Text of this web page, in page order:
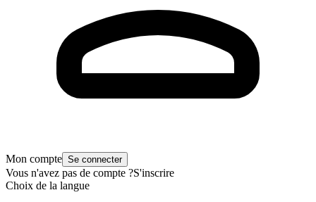
Mon compte Se connecter
Vous n'avez pas de compte ?S'inscrire
Choix de la langue